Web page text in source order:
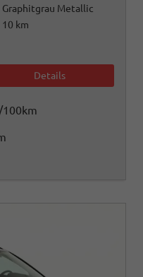
Graphitgrau Metallic
10 km
Details
100km